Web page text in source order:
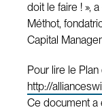
doit le faire ! »,
Méthot,
Capital
Pour lire le Plan
http://
Ce document a